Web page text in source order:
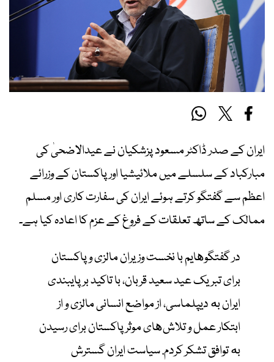
ایران کے صدر ڈاکٹر مسعود پزشکیان نے عیدالاضحیٰ کی
مبارکباد کے سلسلے میں ملائیشیا اور پاکستان کے وزرائے
اعظم سے گفتگو کرتے ہوئے ایران کی سفارت کاری اور مسلم
ممالک کے ساتھ تعلقات کے فروغ کے عزم کا اعادہ کیا ہے۔
در گفتگوهایم با نخست وزیران مالزی و پاکستان
برای تبریک عید سعید قربان، با تاکید بر پایبندی
ایران به دیپلماسی، از مواضع انسانی مالزی و از
ابتکار عمل و تلاش‌های موثر پاکستان برای رسیدن
به توافق تشکر کردم. سیاست ایران گسترش